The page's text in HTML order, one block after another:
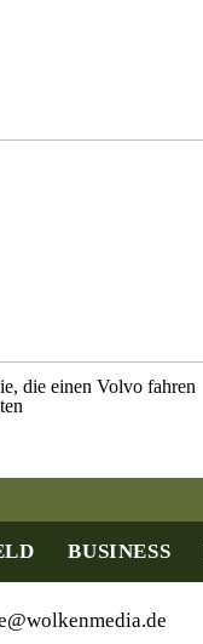
die einen Volvo fahren
BUSINESS